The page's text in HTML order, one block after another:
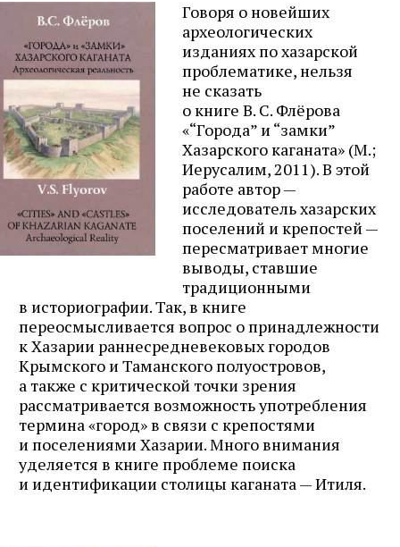
Говоря о новейших
археологических
изданиях по хазарской
проблематике, нельзя
не сказать
о книге В. С. Флёрова
«“Города” и “замки”
Хазарского каганата» (М.;
Иерусалим, 2011). В этой
работе автор —
исследователь хазарских
поселений и крепостей —
пересматривает многие
выводы, ставшие
традиционными
в историографии. Так, в книге
переосмысливается вопрос о принадлежности
к Хазарии раннесредневековых городов
Крымского и Таманского полуостровов,
а также с критической точки зрения
рассматривается возможность употребления
термина «город» в связи с крепостями
и поселениями Хазарии. Много внимания
уделяется в книге проблеме поиска
и идентификации столицы каганата — Итиля.